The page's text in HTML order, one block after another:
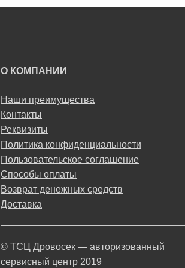
О КОМПАНИИ
Наши преимущества
Контакты
Реквизиты
Политика конфиденциальности
Пользовательское соглашение
Способы оплаты
Возврат денежных средств
Доставка
© ТСЦ Дровосек — авторизованный
сервисный центр 2019